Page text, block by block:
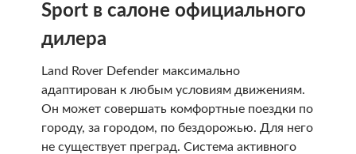
Sport в салоне официального
дилера
Land Rover Defender максимально
адаптирован к любым условиям движениям.
Он может совершать комфортные поездки по
городу, за городом, по бездорожью. Для него
не существует преград. Система активного